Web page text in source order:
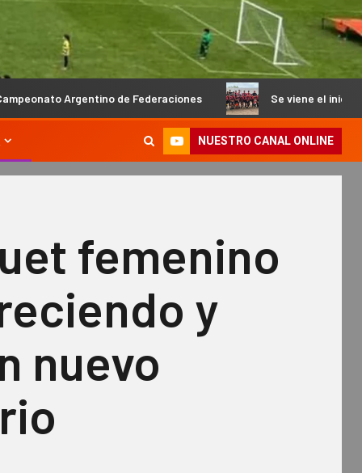
de Federaciones Se viene el inicio del Torneo en
NUESTRO CANAL ONLINE
femenino
y
nuevo